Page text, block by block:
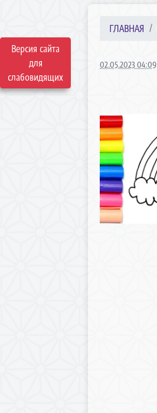
Версия сайта
для
слабовидящих
ГЛАВНАЯ
02.05.2023 04:09